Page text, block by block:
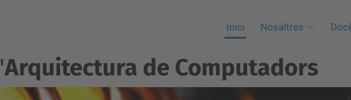
Inici Nosaltres
Arquitectura de Computadors